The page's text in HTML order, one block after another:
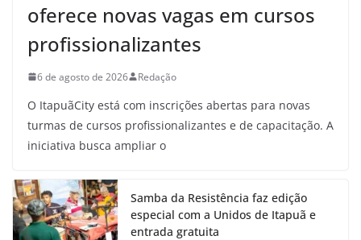
oferece novas vagas em cursos
profissionalizantes
6 de agosto de 2026 Redação
O ItapuãCity está com inscrições abertas para novas
turmas de cursos profissionalizantes e de capacitação. A
iniciativa busca ampliar o
Samba da Resistência faz edição
especial com a Unidos de Itapuã e
entrada gratuita